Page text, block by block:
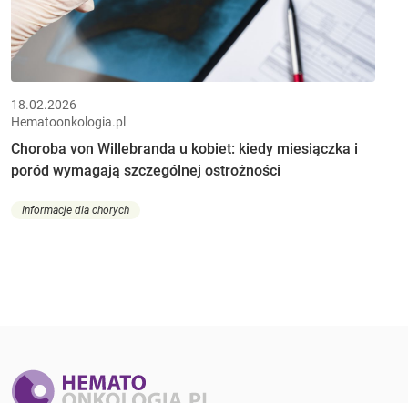
18.02.2026
Hematoonkologia.pl
Choroba von Willebranda u kobiet: kiedy miesiączka i
poród wymagają szczególnej ostrożności
Informacje dla chorych